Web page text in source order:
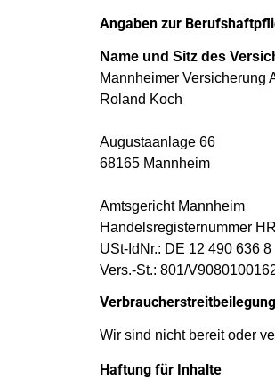
Angaben zur
Name und Sitz des
Mannheimer Versicherung
Roland Koch
Augustaanlage 66
68165 Mannheim
Amtsgericht Mannheim
Handelsregisternummer
USt-IdNr.: DE 12 490 636 8
Vers.-St.: 801/
Wir sind nicht bereit oder
Haftung für Inhalte